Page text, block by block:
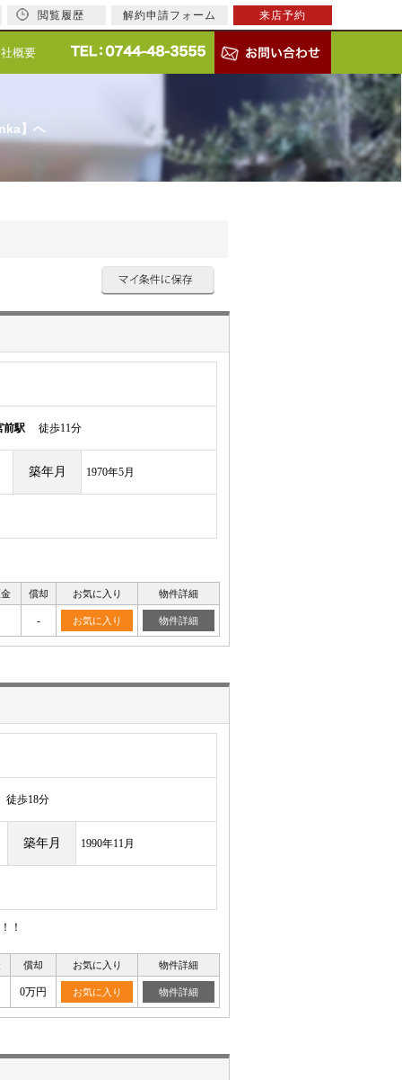
概要
】へ
前駅 徒歩11分
築年月 1970年5月
償却 お気に入り 物件詳細
- お気に入り 物件詳細
徒歩18分
築年月 1990年11月
！
償却 お気に入り 物件詳細
0万円 お気に入り 物件詳細
閲覧履歴 解約申請フォーム 来店予約